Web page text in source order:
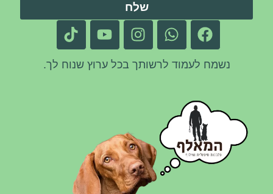
שלח
נשמח לעמוד לרשותך בכל ערוץ שנוח לך.